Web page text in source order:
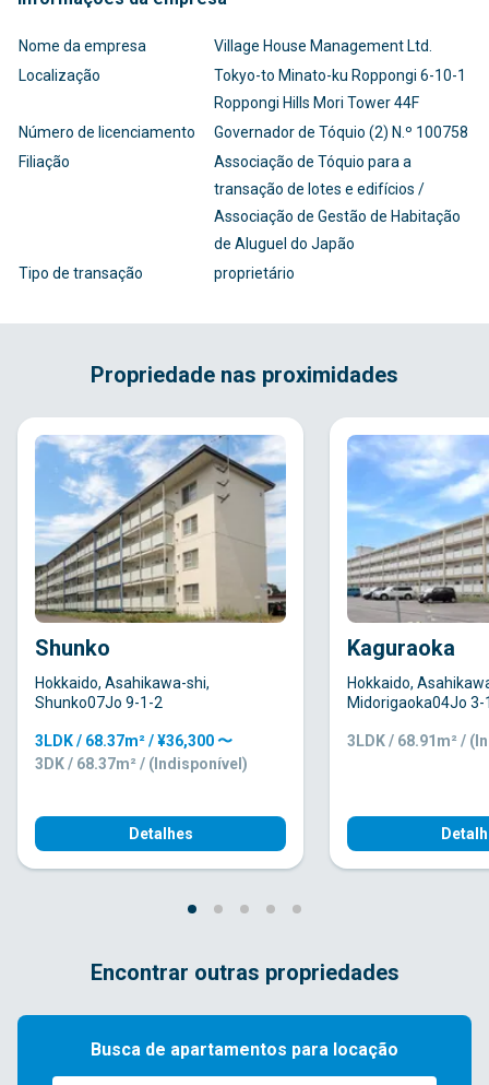
Nome da empresa
Village House Management Ltd.
Localização
Tokyo-to Minato-ku Roppongi 6-10-1
Roppongi Hills Mori Tower 44F
Número de licenciamento
Governador de Tóquio (2) N.º 100758
Filiação
Associação de Tóquio para a
transação de lotes e edifícios /
Associação de Gestão de Habitação
de Aluguel do Japão
Tipo de transação
proprietário
Propriedade nas proximidades
Shunko
Hokkaido, Asahikawa-shi,
Shunko07Jo 9-1-2
3LDK / 68.37m² / ¥36,300 〜
3DK / 68.37m² / (Indisponível)
Detalhes
Kaguraoka
Hokkaido,
Midorigaoka04Jo 3-
3LDK / 68.91m² /
Encontrar outras propriedades
Busca de apartamentos para locação